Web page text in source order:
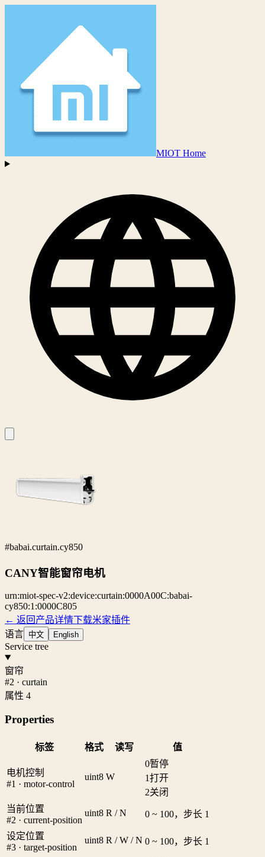
MIOT Home
#babai.curtain.cy850
CANY智能窗帘电机
urn:miot-spec-v2:device:curtain:0000A00C:babai-
cy850:1:0000C805
← 返回产品详情下载米家插件
语言 中文 English
Service tree
窗帘
#2 · curtain
属性 4
Properties
标签 格式 读写 值
电机控制
#1 · motor-control
uint8 W
0暂停
1打开
2关闭
当前位置
#2 · current-position
uint8 R / N 0 ~ 100，步长 1
设定位置
#3 · target-position
uint8 R / W / N 0 ~ 100，步长 1